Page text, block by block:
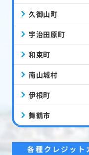
久御山町
宇治田原町
和束町
南山城村
伊根町
舞鶴市